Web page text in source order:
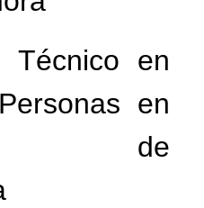
en
en
de